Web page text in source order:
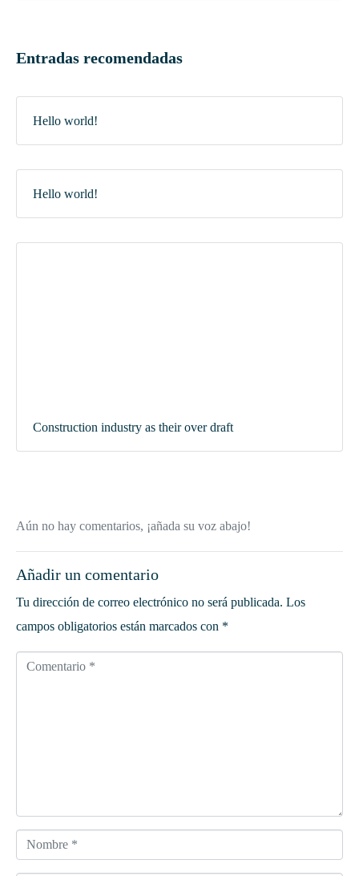
Entradas recomendadas
Hello world!
Hello world!
Construction industry as their over draft
Aún no hay comentarios, ¡añada su voz abajo!
Añadir un comentario
Tu dirección de correo electrónico no será publicada. Los
campos obligatorios están marcados con *
Comentario *
Nombre *